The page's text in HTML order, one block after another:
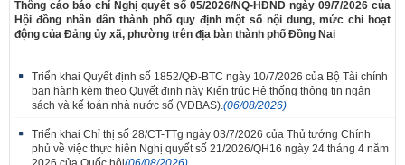
​Thông cáo báo chí Nghị quyết số 05/2026/NQ-HĐND ngày 09/7/2026 của
Hội đồng nhân dân thành phố quy định một số nội dung, mức chi hoạt
động của Đảng ủy xã, phường trên địa bàn thành phố Đồng Nai
Triển khai Quyết định số 1852/QĐ-BTC ngày 10/7/2026 của Bộ Tài chính
ban hành kèm theo Quyết định này Kiến trúc Hệ thống thông tin ngân
sách và kế toán nhà nước số (VDBAS). (06/08/2026)
Triển khai Chỉ thị số 28/CT-TTg ngày 03/7/2026 của Thủ tướng Chính
phủ về việc thực hiện Nghị quyết số 21/2026/QH16 ngày 24 tháng 4 năm